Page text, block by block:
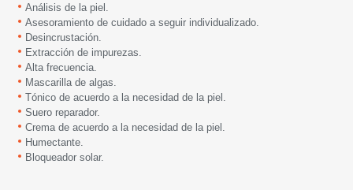
Análisis de la piel.
Asesoramiento de cuidado a seguir individualizado.
Desincrustación.
Extracción de impurezas.
Alta frecuencia.
Mascarilla de algas.
Tónico de acuerdo a la necesidad de la piel.
Suero reparador.
Crema de acuerdo a la necesidad de la piel.
Humectante.
Bloqueador solar.